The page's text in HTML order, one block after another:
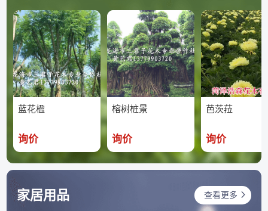
蓝花楹
询价
榕树桩景
询价
芭茨菈
询价
家居用品 查看更多